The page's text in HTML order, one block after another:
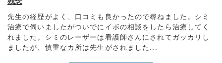
先生の経歴がよく、口コミも良かったので尋ねました。シミ
治療で伺いましたがついでにイボの相談をしたら治療してく
れました。シミのレーザーは看護師さんにされてガッカリし
ましたが、慎重なカ所は先生がされました...